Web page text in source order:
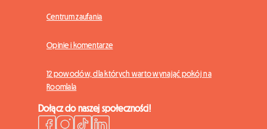
Centrum zaufania
Opinie i komentarze
12 powodów, dla których warto wynająć pokój na
Roomlala
Dołącz do naszej społeczności!